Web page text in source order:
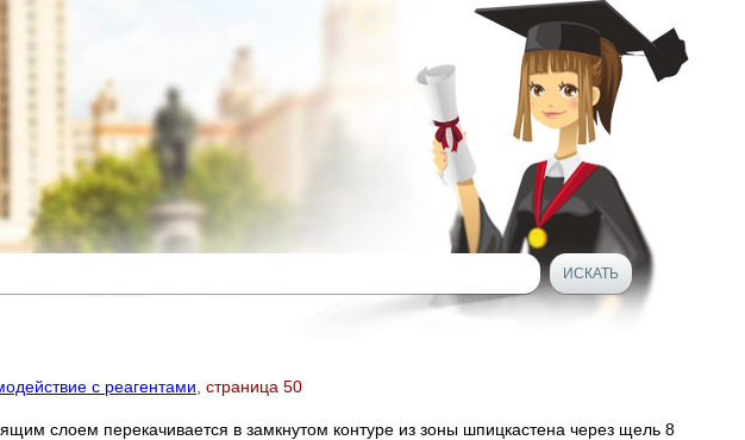
с реагентами , страница 50
слоем перекачивается в замкнутом контуре из зоны шпицкастена через щель 8